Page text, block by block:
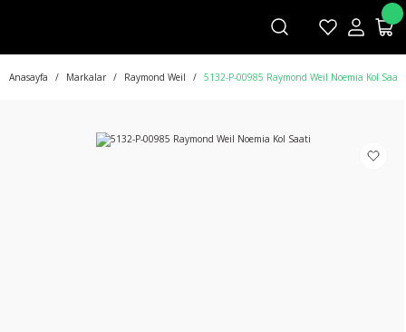
Anasayfa Markalar Raymond Weil 5132-P-00985 Raymond Weil Noemia Kol Saati